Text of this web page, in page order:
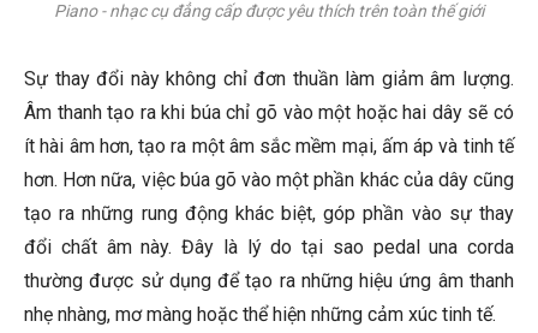
Piano - nhạc cụ đẳng cấp được yêu thích trên toàn thế giới
Sự thay đổi này không chỉ đơn thuần làm giảm âm lượng.
Âm thanh tạo ra khi búa chỉ gõ vào một hoặc hai dây sẽ có
ít hài âm hơn, tạo ra một âm sắc mềm mại, ấm áp và tinh tế
hơn. Hơn nữa, việc búa gõ vào một phần khác của dây cũng
tạo ra những rung động khác biệt, góp phần vào sự thay
đổi chất âm này. Đây là lý do tại sao pedal una corda
thường được sử dụng để tạo ra những hiệu ứng âm thanh
nhẹ nhàng, mơ màng hoặc thể hiện những cảm xúc tinh tế.